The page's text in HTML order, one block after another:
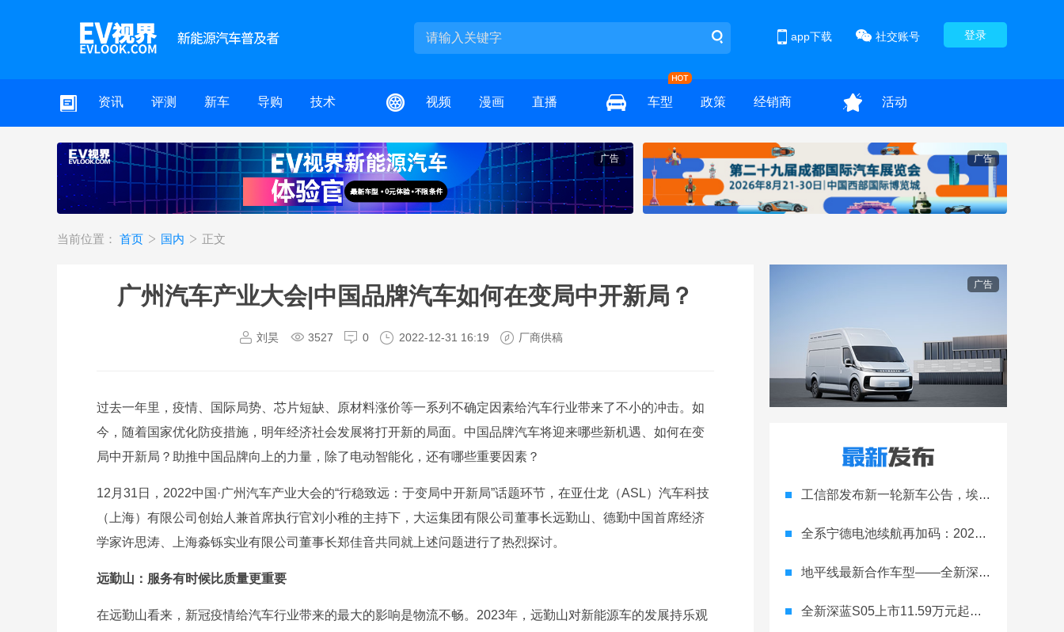
登录
社交账号
app下载
资讯 评测 新车 导购 技术 视频 漫画 直播 车型 政策 经销商 活动
广告 广告
当前位置： 首页 国内 正文
广州汽车产业大会|中国品牌汽车如何在变局中开新局？
刘昊 3527 0 2022-12-31 16:19 厂商供稿
过去一年里，疫情、国际局势、芯片短缺、原材料涨价等一系列不确定因素给汽车行业带来了不小的冲击。如
今，随着国家优化防疫措施，明年经济社会发展将打开新的局面。中国品牌汽车将迎来哪些新机遇、如何在变
局中开新局？助推中国品牌向上的力量，除了电动智能化，还有哪些重要因素？
12月31日，2022中国·广州汽车产业大会的“行稳致远：于变局中开新局”话题环节，在亚仕龙（ASL）汽车科技
（上海）有限公司创始人兼首席执行官刘小稚的主持下，大运集团有限公司董事长远勤山、德勤中国首席经济
学家许思涛、上海淼铄实业有限公司董事长郑佳音共同就上述问题进行了热烈探讨。
远勤山：服务有时候比质量更重要
在远勤山看来，新冠疫情给汽车行业带来的最大的影响是物流不畅。2023年，远勤山对新能源车的发展持乐观
广告
工信部发布新一轮新车公告，埃安Ray 7引发关注
全系宁德电池续航再加码：2027款埃安RT上市，9.98万元起
地平线最新合作车型——全新深蓝S05正式上市！
全新深蓝S05上市11.59万元起，全球时尚激光智能SUV全面进阶